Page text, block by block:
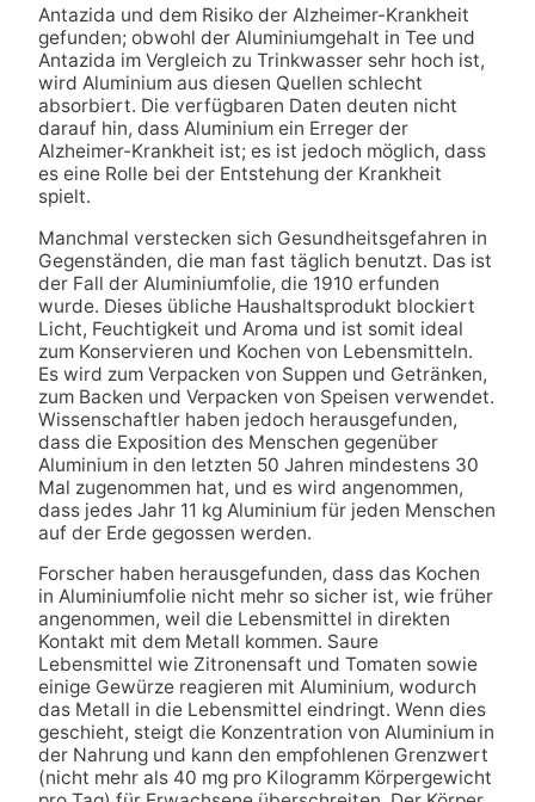
Antazida und dem Risiko der Alzheimer-Krankheit
gefunden; obwohl der Aluminiumgehalt in Tee und
Antazida im Vergleich zu Trinkwasser sehr hoch ist,
wird Aluminium aus diesen Quellen schlecht
absorbiert. Die verfügbaren Daten deuten nicht
darauf hin, dass Aluminium ein Erreger der
Alzheimer-Krankheit ist; es ist jedoch möglich, dass
es eine Rolle bei der Entstehung der Krankheit
spielt.
Manchmal verstecken sich Gesundheitsgefahren in
Gegenständen, die man fast täglich benutzt. Das ist
der Fall der Aluminiumfolie, die 1910 erfunden
wurde. Dieses übliche Haushaltsprodukt blockiert
Licht, Feuchtigkeit und Aroma und ist somit ideal
zum Konservieren und Kochen von Lebensmitteln.
Es wird zum Verpacken von Suppen und Getränken,
zum Backen und Verpacken von Speisen verwendet.
Wissenschaftler haben jedoch herausgefunden,
dass die Exposition des Menschen gegenüber
Aluminium in den letzten 50 Jahren mindestens 30
Mal zugenommen hat, und es wird angenommen,
dass jedes Jahr 11 kg Aluminium für jeden Menschen
auf der Erde gegossen werden.
Forscher haben herausgefunden, dass das Kochen
in Aluminiumfolie nicht mehr so sicher ist, wie früher
angenommen, weil die Lebensmittel in direkten
Kontakt mit dem Metall kommen. Saure
Lebensmittel wie Zitronensaft und Tomaten sowie
einige Gewürze reagieren mit Aluminium, wodurch
das Metall in die Lebensmittel eindringt. Wenn dies
geschieht, steigt die Konzentration von Aluminium in
der Nahrung und kann den empfohlenen Grenzwert
(nicht mehr als 40 mg pro Kilogramm Körpergewicht